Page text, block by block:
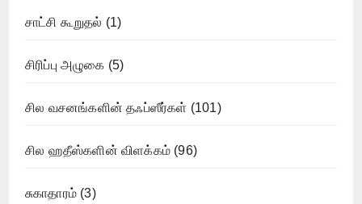
சாட்சி கூறுதல் (1)
சிரிப்பு அழுகை (5)
சில வசனங்களின் தஃப்ஸீர்கள் (101)
சில ஹதீஸ்களின் விளக்கம் (96)
சுகாதாரம் (3)